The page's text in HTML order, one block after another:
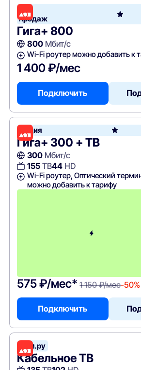
Хит
продаж
Гига+ 800
800Мбит/с
Wi-Fi роутер можно добавить к
1 400 ₽/мес
Подключить
Акция
Гига+ 300 + ТВ
300Мбит/с
155ТВ44HD
Wi-Fi роутер, Оптический
можно добавить к тарифу
575 ₽/мес* 1 150 ₽/мес-50%
Подключить
Дом.ру
Кабельное ТВ